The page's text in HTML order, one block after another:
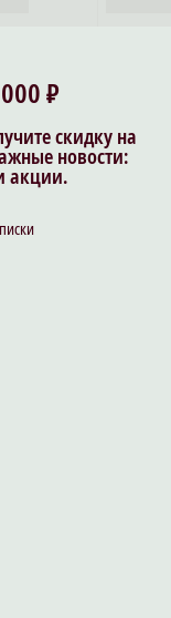
₽
скидку на
новости:
акции.